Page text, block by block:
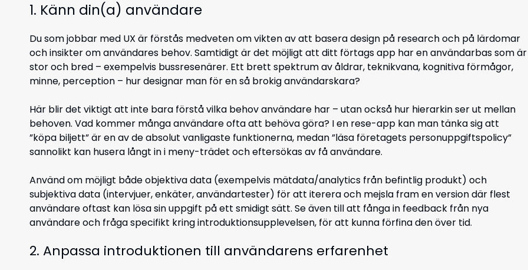
1. Känn din(a) användare
Du som jobbar med UX är förstås medveten om vikten av att basera design på research och på lärdomar
och insikter om användares behov. Samtidigt är det möjligt att ditt förtags app har en användarbas som är
stor och bred – exempelvis bussresenärer. Ett brett spektrum av åldrar, teknikvana, kognitiva förmågor,
minne, perception – hur designar man för en så brokig användarskara?
Här blir det viktigt att inte bara förstå vilka behov användare har – utan också hur hierarkin ser ut mellan
behoven. Vad kommer många användare ofta att behöva göra? I en rese-app kan man tänka sig att
”köpa biljett” är en av de absolut vanligaste funktionerna, medan ”läsa företagets personuppgiftspolicy”
sannolikt kan husera långt in i meny-trädet och eftersökas av få användare.
Använd om möjligt både objektiva data (exempelvis mätdata/analytics från befintlig produkt) och
subjektiva data (intervjuer, enkäter, användartester) för att iterera och mejsla fram en version där flest
användare oftast kan lösa sin uppgift på ett smidigt sätt. Se även till att fånga in feedback från nya
användare och fråga specifikt kring introduktionsupplevelsen, för att kunna förfina den över tid.
2. Anpassa introduktionen till användarens erfarenhet